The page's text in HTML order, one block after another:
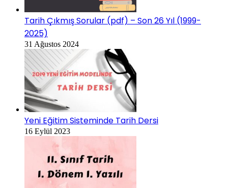
Tarih Çıkmış Sorular (pdf) – Son 26 Yıl (1999-
2025)
31 Ağustos 2024
Yeni Eğitim Sisteminde Tarih Dersi
16 Eylül 2023